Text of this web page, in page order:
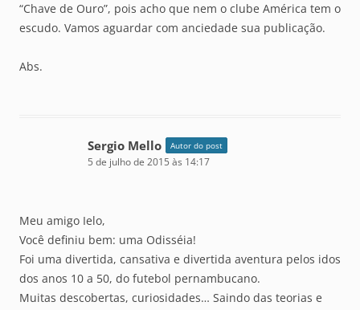
“Chave de Ouro”, pois acho que nem o clube América tem o
escudo. Vamos aguardar com anciedade sua publicação.
Abs.
Sergio Mello Autor do post
5 de julho de 2015 às 14:17
Meu amigo Ielo,
Você definiu bem: uma Odisséia!
Foi uma divertida, cansativa e divertida aventura pelos idos
dos anos 10 a 50, do futebol pernambucano.
Muitas descobertas, curiosidades… Saindo das teorias e